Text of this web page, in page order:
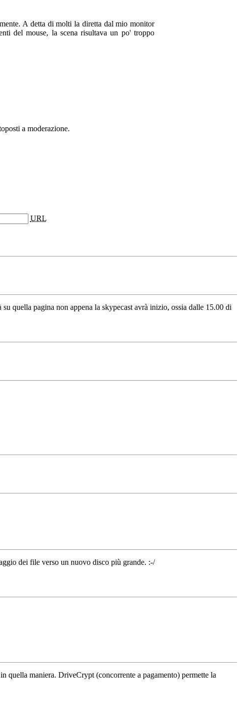
A detta di molti la diretta dal mio monitor
del mouse, la scena risultava un po' troppo
a moderazione.
URL
quella pagina non appena la skypecast avrà inizio, ossia dalle 15.00 di
dei file verso un nuovo disco più grande. :-/
quella maniera. DriveCrypt (concorrente a pagamento) permette la